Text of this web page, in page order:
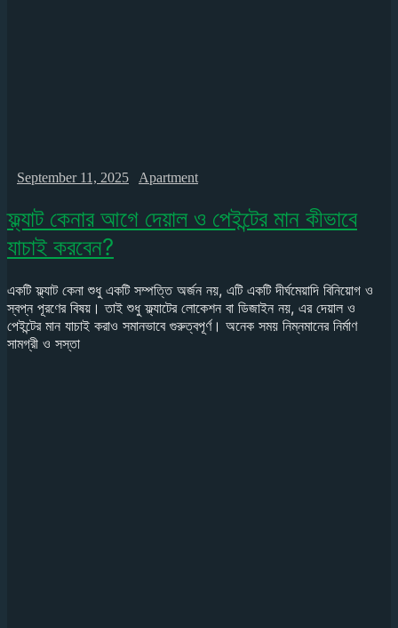
September 11, 2025 Apartment
ফ্ল্যাট কেনার আগে দেয়াল ও পেইন্টের মান কীভাবে
যাচাই করবেন?
একটি ফ্ল্যাট কেনা শুধু একটি সম্পত্তি অর্জন নয়, এটি একটি দীর্ঘমেয়াদি বিনিয়োগ ও
স্বপ্ন পূরণের বিষয়। তাই শুধু ফ্ল্যাটের লোকেশন বা ডিজাইন নয়, এর দেয়াল ও
পেইন্টের মান যাচাই করাও সমানভাবে গুরুত্বপূর্ণ। অনেক সময় নিম্নমানের নির্মাণ
সামগ্রী ও সস্তা